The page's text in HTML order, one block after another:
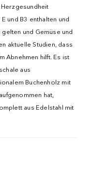
und B3 enthalten und
und Gemüse und
aktuelle Studien, dass
Abnehmen hilft. Es ist
aus
Buchenholz mit
hat,
aus Edelstahl mit